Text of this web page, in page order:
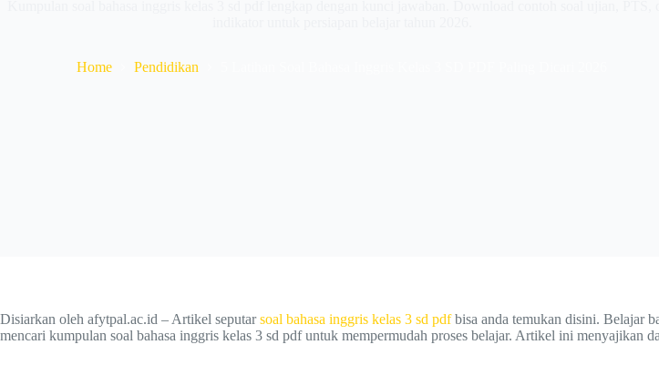
Home Pendidikan
Disiarkan oleh afytpal.ac.id – Artikel seputarsoal bahasa inggris kelas 3 sd pdfbisa anda temukan disini. Belajar
mencari kumpulan soal bahasa inggris kelas 3 sd pdf untuk mempermudah proses belajar. Artikel ini menyajikan